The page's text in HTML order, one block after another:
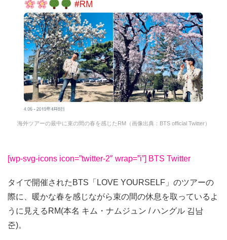
海外ツアーの最中に束の間の春を感じたRM（画像出典：BTS official Twitter）
[wp-svg-icons icon=”twitter-2″ wrap=”i”] BTS Twitter
タイで開催されたBTS「LOVE YOURSELF」のツアーの
際に、暖かな春を感じながら束の間の休息を取っているよ
うに見えるRM(本名 キム・ナムジュン / ハングル 김남
준)。